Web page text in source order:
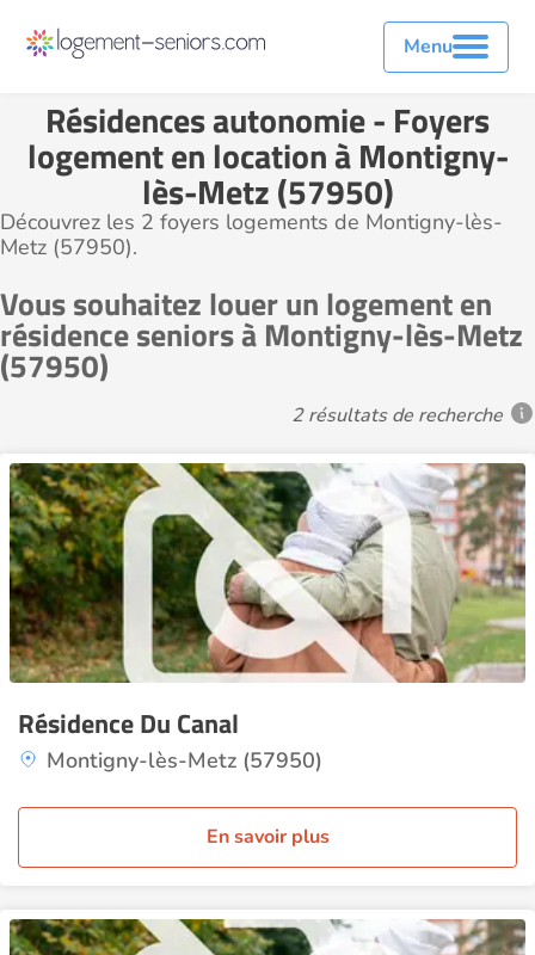
Menu
Résidences autonomie - Foyers
logement en location à Montigny-
lès-Metz (57950)
Découvrez les 2 foyers logements de Montigny-lès-
Metz (57950).
Vous souhaitez louer un logement en
résidence seniors à Montigny-lès-Metz
(57950)
2 résultats de recherche
Résidence Du Canal
Montigny-lès-Metz (57950)
En savoir plus